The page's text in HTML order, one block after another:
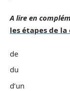
A lire en
les étapes de
de
du
d’un